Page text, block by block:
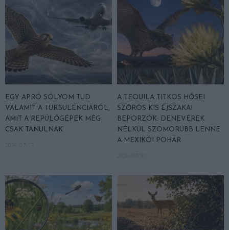
EGY APRÓ SÓLYOM TUD
VALAMIT A TURBULENCIÁRÓL,
AMIT A REPÜLŐGÉPEK MÉG
CSAK TANULNAK
A TEQUILA TITKOS HŐSEI
SZŐRÖS KIS ÉJSZAKAI
BEPORZÓK: DENEVÉREK
NÉLKÜL SZOMORÚBB LENNE
A MEXIKÓI POHÁR